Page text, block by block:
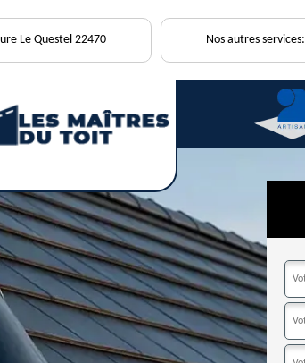
Le Questel 22470 Nos autres services: